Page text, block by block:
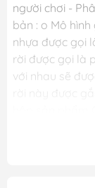
người chơi -
bản : o Mô
nhựa được gọi
rời được gọi là
với nhau sẽ
hộp sản phẩm
phụ kiện liên
trong giới